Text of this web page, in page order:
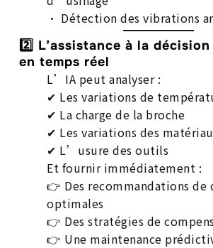
• Détection des vibrations
2️⃣ L’assistance à la décision
en temps réel
L’IA peut analyser :
✔ Les variations de
✔ La charge de la broche
✔ Les variations des
✔ L’usure des outils
Et fournir immédiatement :
👉 Des recommandations de
optimales
👉 Des stratégies de
👉 Une maintenance